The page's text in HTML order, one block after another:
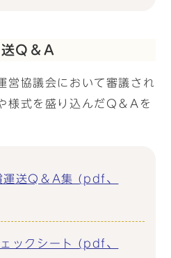
送Q＆A
営協議会において審議され
様式を盛り込んだQ＆Aを
運送Q＆A集 (pdf、
ックシート (pdf、